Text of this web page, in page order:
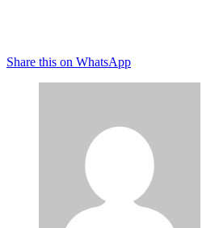
Share this on WhatsApp